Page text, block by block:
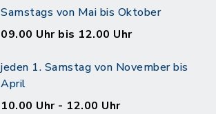
Samstags von Mai bis Oktober
09.00 Uhr bis 12.00 Uhr
jeden 1. Samstag von November bis
April
10.00 Uhr - 12.00 Uhr